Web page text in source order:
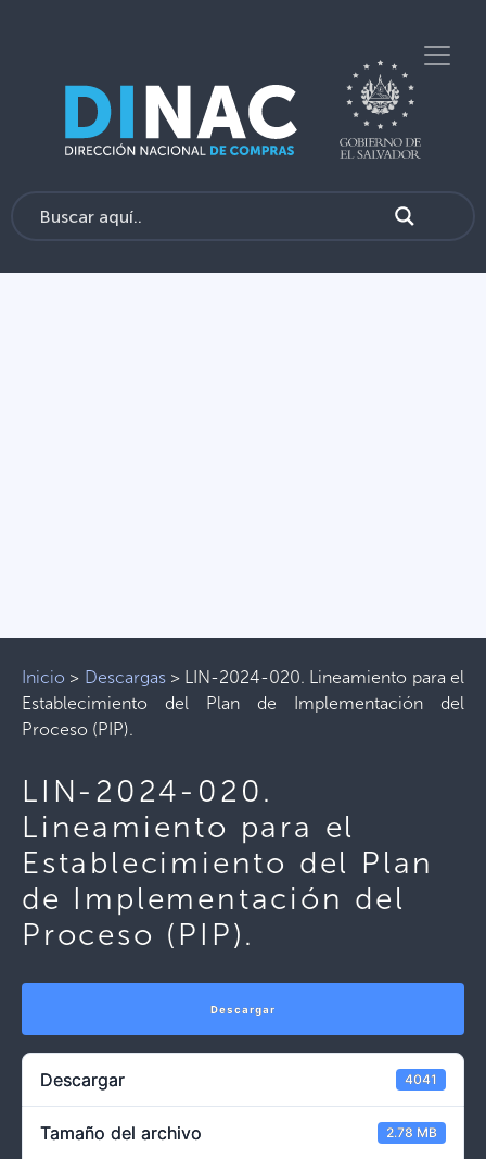
Inicio > Descargas> LIN-2024-020. Lineamiento para el
Establecimiento del Plan de Implementación del
Proceso (PIP).
LIN-2024-020.
Lineamiento para el
Establecimiento del Plan
de Implementación del
Proceso (PIP).
Descargar
Descargar 4041
Tamaño del archivo 2.78 MB